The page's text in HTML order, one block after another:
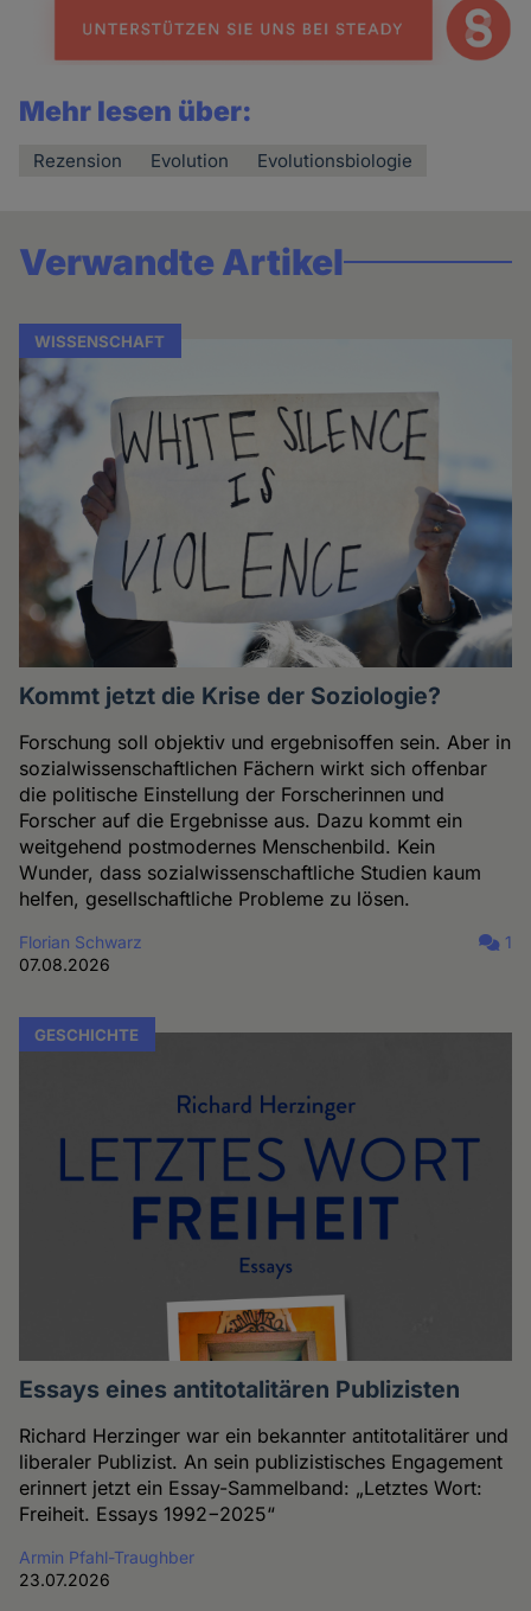
Mehr lesen über:
Rezension Evolution Evolutionsbiologie
Verwandte Artikel
WISSENSCHAFT
Kommt jetzt die Krise der Soziologie?
Forschung soll objektiv und ergebnisoffen sein. Aber in
sozialwissenschaftlichen Fächern wirkt sich offenbar
die politische Einstellung der Forscherinnen und
Forscher auf die Ergebnisse aus. Dazu kommt ein
weitgehend postmodernes Menschenbild. Kein
Wunder, dass sozialwissenschaftliche Studien kaum
helfen, gesellschaftliche Probleme zu lösen.
Florian Schwarz
07.08.2026
1
GESCHICHTE
Essays eines antitotalitären Publizisten
Richard Herzinger war ein bekannter antitotalitärer und
liberaler Publizist. An sein publizistisches Engagement
erinnert jetzt ein Essay-Sammelband: „Letztes Wort:
Freiheit. Essays 1992−2025“
Armin Pfahl-Traughber
23.07.2026